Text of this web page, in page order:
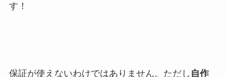
す！
保証が使えないわけではありません。ただし 自作